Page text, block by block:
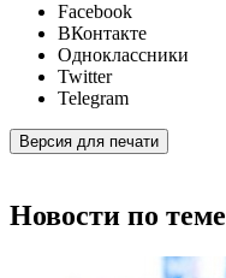
Facebook
ВКонтакте
Одноклассники
Twitter
Telegram
Версия для печати
Новости по теме